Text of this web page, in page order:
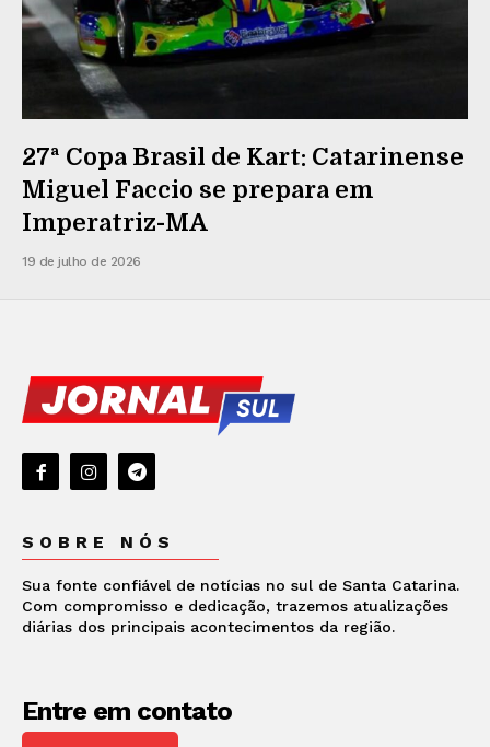
27ª Copa Brasil de Kart: Catarinense
Miguel Faccio se prepara em
Imperatriz-MA
19 de julho de 2026
SOBRE NÓS
Sua fonte confiável de notícias no sul de Santa Catarina.
Com compromisso e dedicação, trazemos atualizações
diárias dos principais acontecimentos da região.
Entre em contato